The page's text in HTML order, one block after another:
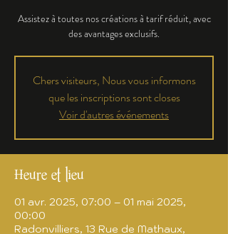
Assistez à toutes nos créations à tarif réduit, avec
des avantages exclusifs.
Chers visiteurs, Nous vous informons
que les inscriptions sont closes
Voir d'autres événements
Heure et lieu
01 avr. 2025, 07:00 – 01 mai 2025,
00:00
Radonvilliers, 13 Rue de Mathaux,